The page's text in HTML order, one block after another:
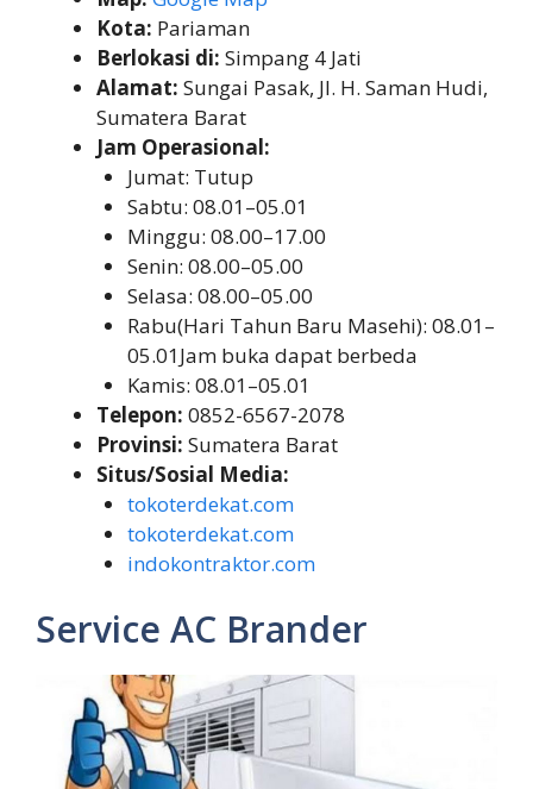
Kota: Pariaman
Berlokasi di: Simpang 4 Jati
Alamat: Sungai Pasak, Jl. H. Saman Hudi,
Sumatera Barat
Jam Operasional:
Jumat: Tutup
Sabtu: 08.01–05.01
Minggu: 08.00–17.00
Senin: 08.00–05.00
Selasa: 08.00–05.00
Rabu(Hari Tahun Baru Masehi): 08.01–
05.01Jam buka dapat berbeda
Kamis: 08.01–05.01
Telepon: 0852-6567-2078
Provinsi: Sumatera Barat
Situs/Sosial Media:
tokoterdekat.com
tokoterdekat.com
indokontraktor.com
Service AC Brander